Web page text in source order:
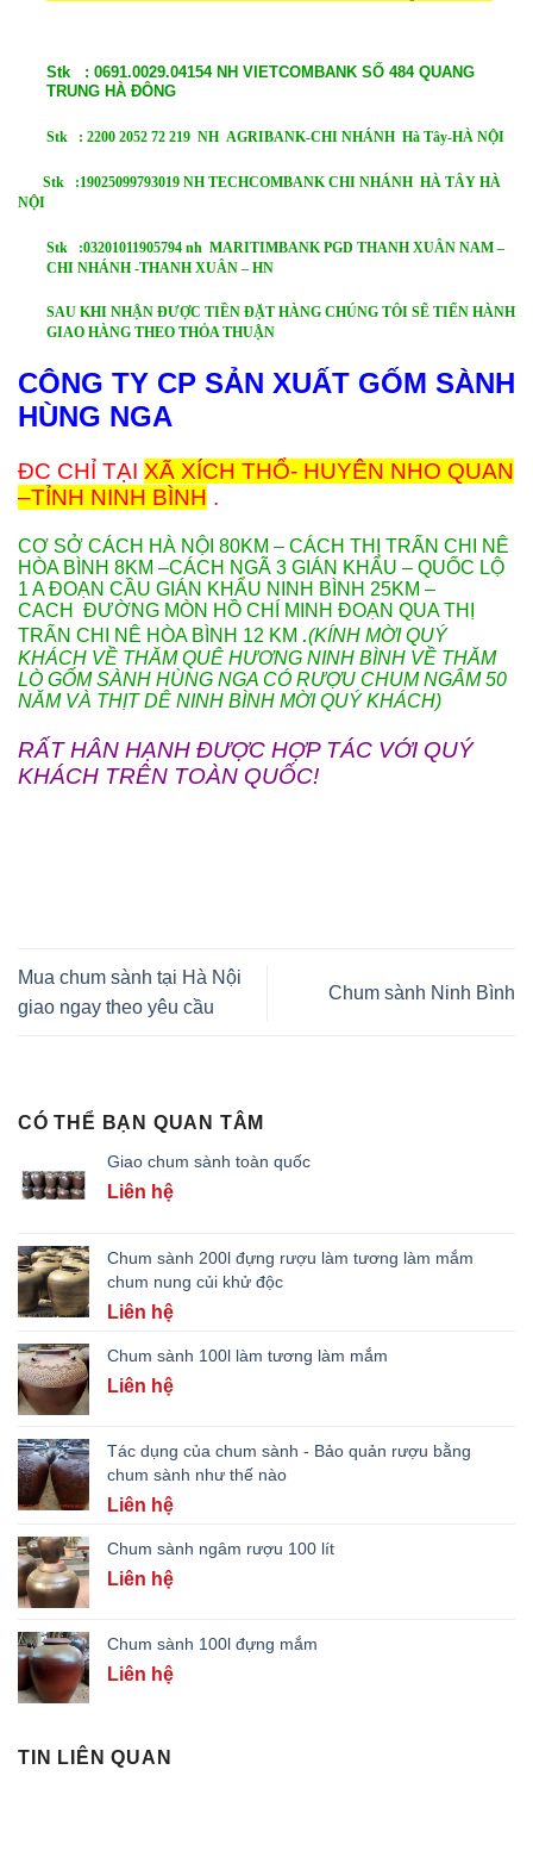
Stk : 0691.0029.04154 NH VIETCOMBANK SỐ 484 QUANG
TRUNG HÀ ĐÔNG
Stk : 2200 2052 72 219 NH AGRIBANK-CHI NHÁNH Hà Tây-HÀ NỘI
Stk :19025099793019 NH TECHCOMBANK CHI NHÁNH HÀ TÂY HÀ
NỘI
Stk :03201011905794 nh MARITIMBANK PGD THANH XUÂN NAM –
CHI NHÁNH -THANH XUÂN – HN
SAU KHI NHẬN ĐƯỢC TIỀN ĐẶT HÀNG CHÚNG TÔI SẼ TIẾN HÀNH
GIAO HÀNG THEO THỎA THUẬN
CÔNG TY CP SẢN XUẤT GỐM SÀNH
HÙNG NGA
ĐC CHỈ TẠI XÃ XÍCH THỔ- HUYÊN NHO QUAN
–TỈNH NINH BÌNH .
CƠ SỞ CÁCH HÀ NỘI 80KM – CÁCH THỊ TRẤN CHI NÊ
HÒA BÌNH 8KM –CÁCH NGÃ 3 GIÁN KHẨU – QUỐC LỘ
1 A ĐOẠN CẦU GIÁN KHẨU NINH BÌNH 25KM –
CACH ĐƯỜNG MÒN HỒ CHÍ MINH ĐOẠN QUA THỊ
TRẤN CHI NÊ HÒA BÌNH 12 KM .(KÍNH MỜI QUÝ
KHÁCH VỀ THĂM QUÊ HƯƠNG NINH BÌNH VỀ THĂM
LÒ GỐM SÀNH HÙNG NGA CÓ RƯỢU CHUM NGÂM 50
NĂM VÀ THỊT DÊ NINH BÌNH MỜI QUÝ KHÁCH)
RẤT HÂN HẠNH ĐƯỢC HỢP TÁC VỚI QUÝ
KHÁCH TRÊN TOÀN QUỐC!
Mua chum sành tại Hà Nội
giao ngay theo yêu cầu
Chum sành Ninh Bình
CÓ THỂ BẠN QUAN TÂM
Giao chum sành toàn quốc
Liên hệ
Chum sành 200l đựng rượu làm tương làm mắm
chum nung củi khử độc
Liên hệ
Chum sành 100l làm tương làm mắm
Liên hệ
Tác dụng của chum sành - Bảo quản rượu bằng
chum sành như thế nào
Liên hệ
Chum sành ngâm rượu 100 lít
Liên hệ
Chum sành 100l đựng mắm
Liên hệ
TIN LIÊN QUAN